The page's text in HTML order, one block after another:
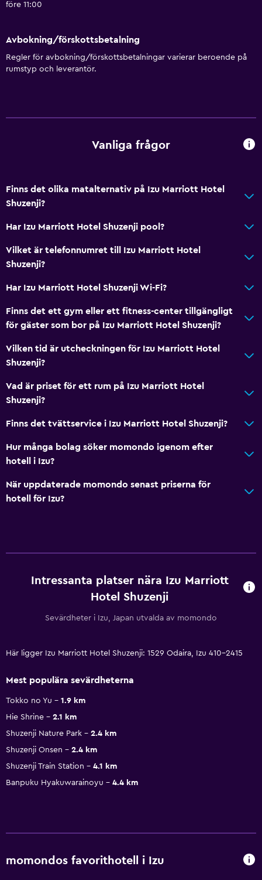
före 11:00
Avbokning/förskottsbetalning
Regler för avbokning/förskottsbetalningar varierar beroende på
rumstyp och leverantör.
Vanliga frågor
Finns det olika matalternativ på Izu Marriott Hotel
Shuzenji?
Har Izu Marriott Hotel Shuzenji pool?
Vilket är telefonnumret till Izu Marriott Hotel
Shuzenji?
Har Izu Marriott Hotel Shuzenji Wi-Fi?
Finns det ett gym eller ett fitness-center tillgängligt
för gäster som bor på Izu Marriott Hotel Shuzenji?
Vilken tid är utcheckningen för Izu Marriott Hotel
Shuzenji?
Vad är priset för ett rum på Izu Marriott Hotel
Shuzenji?
Finns det tvättservice i Izu Marriott Hotel Shuzenji?
Hur många bolag söker momondo igenom efter
hotell i Izu?
När uppdaterade momondo senast priserna för
hotell för Izu?
Intressanta platser nära Izu Marriott
Hotel Shuzenji
Sevärdheter i Izu, Japan utvalda av momondo
Här ligger Izu Marriott Hotel Shuzenji: 1529 Odaira, Izu 410-2415
Mest populära sevärdheterna
Tokko no Yu
1.9 km
Hie Shrine
2.1 km
Shuzenji Nature Park
2.4 km
Shuzenji Onsen
2.4 km
Shuzenji Train Station
4.1 km
Banpuku Hyakuwarainoyu
4.4 km
momondos favorithotell i Izu